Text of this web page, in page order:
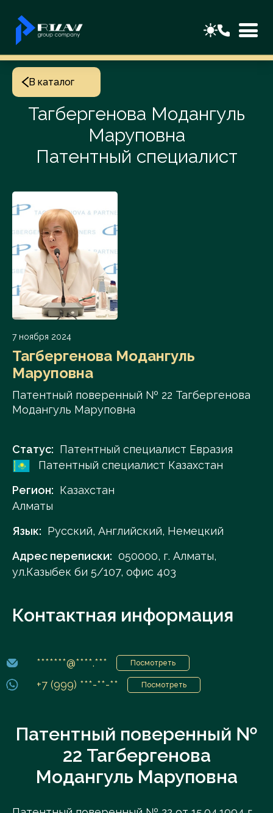
В каталог
Тагбергенова Модангуль
Маруповна
Патентный специалист
7 ноября 2024
Тагбергенова Модангуль
Маруповна
Патентный поверенный № 22 Тагбергенова
Модангуль Маруповна
Статус: Патентный специалист Евразия
Патентный специалист Казахстан
Регион: Казахстан
Алматы
Язык: Русский, Английский, Немецкий
Адрес переписки: 050000, г. Алматы,
ул.Казыбек би 5/107, офис 403
Контактная информация
*******@****.*** Посмотреть
+7 (999) ***-**-** Посмотреть
Патентный поверенный №
22 Тагбергенова
Модангуль Маруповна